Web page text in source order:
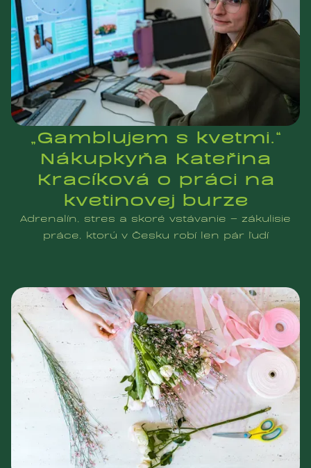
„Gamblujem s kvetmi.“
Nákupkyňa Kateřina
Kracíková o práci na
kvetinovej burze
Adrenalín, stres a skoré vstávanie – zákulisie
práce, ktorú v Česku robí len pár ľudí